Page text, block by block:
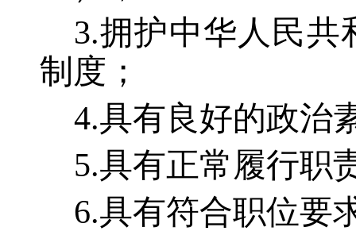
3.拥护中华人民
制度；
4.具有良好的政治
5.具有正常履行职
6.具有符合职位要